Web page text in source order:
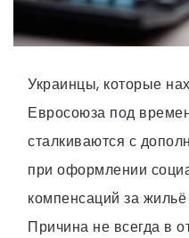
Украинцы, которые
Евросоюза под
сталкиваются с
при оформлении
компенсаций за
Причина не всегда в